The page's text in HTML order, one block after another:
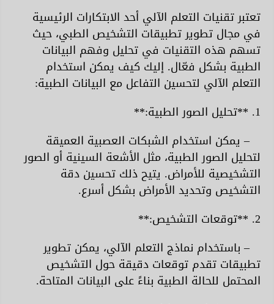
تعتبر تقنيات التعلم الآلي أحد الابتكارات الرئيسية
في مجال تطوير تطبيقات التشخيص الطبي، حيث
تسهم هذه التقنيات في تحليل وفهم البيانات
الطبية بشكل فعّال. إليك كيف يمكن استخدام
التعلم الآلي لتحسين التفاعل مع البيانات الطبية:
1. **تحليل الصور الطبية:**
– يمكن استخدام الشبكات العصبية العميقة
لتحليل الصور الطبية، مثل الأشعة السينية أو الصور
التشخيصية للأمراض. يتيح ذلك تحسين دقة
التشخيص وتحديد الأمراض بشكل أسرع.
2. **توقعات التشخيص:**
– باستخدام نماذج التعلم الآلي، يمكن تطوير
تطبيقات تقدم توقعات دقيقة حول التشخيص
المحتمل للحالة الطبية بناءً على البيانات المتاحة.